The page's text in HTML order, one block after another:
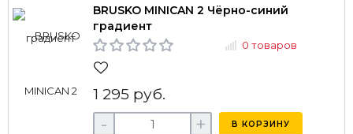
BRUSKO MINICAN 2 Чёрно-синий
градиент
0 товаров
1 295 руб.
- + В КОРЗИНУ